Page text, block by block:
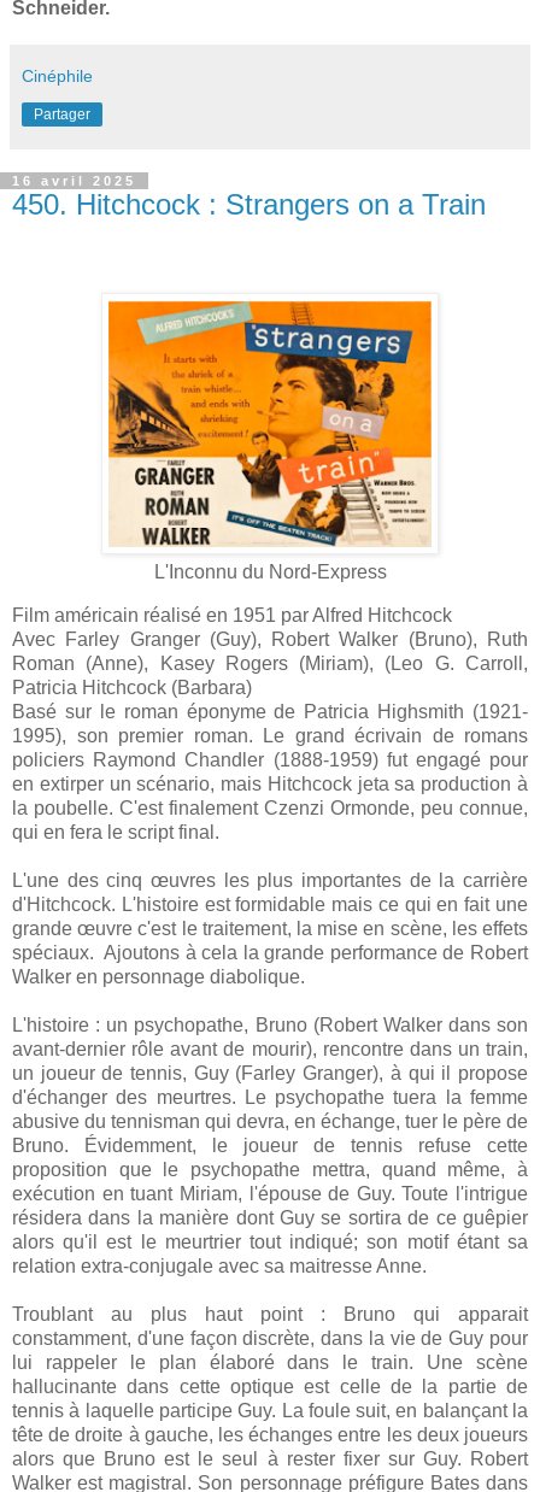
Schneider.
Cinéphile
Partager
16 avril 2025
450. Hitchcock : Strangers on a Train
L'Inconnu du Nord-Express
Film américain réalisé en 1951 par Alfred Hitchcock
Avec Farley Granger (Guy), Robert Walker (Bruno), Ruth
Roman (Anne), Kasey Rogers (Miriam), (Leo G. Carroll,
Patricia Hitchcock (Barbara)
Basé sur le roman éponyme de Patricia Highsmith (1921-
1995), son premier roman. Le grand écrivain de romans
policiers Raymond Chandler (1888-1959) fut engagé pour
en extirper un scénario, mais Hitchcock jeta sa production à
la poubelle. C'est finalement Czenzi Ormonde, peu connue,
qui en fera le script final.
L'une des cinq œuvres les plus importantes de la carrière
d'Hitchcock. L'histoire est formidable mais ce qui en fait une
grande œuvre c'est le traitement, la mise en scène, les effets
spéciaux. Ajoutons à cela la grande performance de Robert
Walker en personnage diabolique.
L'histoire : un psychopathe, Bruno (Robert Walker dans son
avant-dernier rôle avant de mourir), rencontre dans un train,
un joueur de tennis, Guy (Farley Granger), à qui il propose
d'échanger des meurtres. Le psychopathe tuera la femme
abusive du tennisman qui devra, en échange, tuer le père de
Bruno. Évidemment, le joueur de tennis refuse cette
proposition que le psychopathe mettra, quand même, à
exécution en tuant Miriam, l'épouse de Guy.Toute l'intrigue
résidera dans la manière dont Guy se sortira de ce guêpier
alors qu'il est le meurtrier tout indiqué; son motif étant sa
relation extra-conjugale avec sa maitresse Anne.
Troublant au plus haut point : Bruno qui apparait
constamment, d'une façon discrète, dans la vie de Guy pour
lui rappeler le plan élaboré dans le train. Une scène
hallucinante dans cette optique est celle de la partie de
tennis à laquelle participe Guy. La foule suit, en balançant la
tête de droite à gauche, les échanges entre les deux joueurs
alors que Bruno est le seul à rester fixer sur Guy. Robert
Walker est magistral. Son personnage préfigure Bates dans